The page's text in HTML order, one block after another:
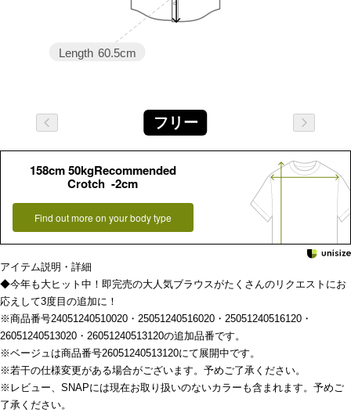
Length 60.5cm
フリー
158cm 50kgRecommended
Crotch -2cm
Find out more on your body type
アイテム説明・詳細
◆今年も大ヒット中！即完売の大人気ブラウスがたくさんのリクエストにお
応えして3度目の追加に！
※商品番号24051240510020・25051240516020・25051240516120・
26051240513020・26051240513120の追加品番です。
※ベージュは商品番号26051240513120にて展開中です。
※若干の仕様変更がある場合がございます。予めご了承ください。
※レビュー、SNAPには現在お取り扱いのないカラーも含まれます。予めご
了承ください。